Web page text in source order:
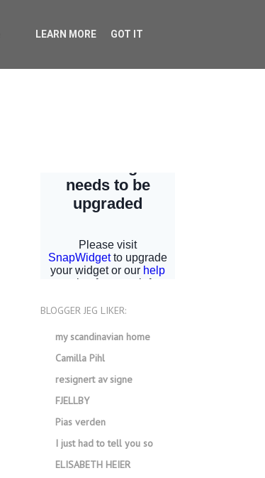
BLOGGER JEG LIKER:
my scandinavian home
Camilla Pihl
re:signert av signe
FJELLBY
Pias verden
I just had to tell you so
ELISABETH HEIER
LEARN MORE GOT IT